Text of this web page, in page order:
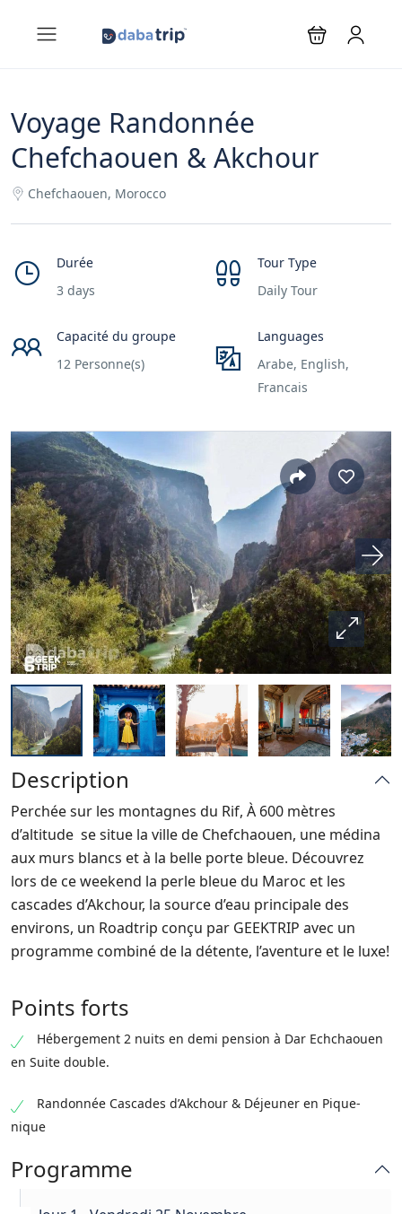
Voyage Randonnée
Chefchaouen & Akchour
Chefchaouen, Morocco
Durée
3 days
Tour Type
Daily Tour
Capacité du groupe
12 Personne(s)
Languages
Arabe, English,
Francais
Description
Perchée sur les montagnes du Rif, À 600 mètres
d’altitude se situe la ville de Chefchaouen, une médina
aux murs blancs et à la belle porte bleue. Découvrez
lors de ce weekend la perle bleue du Maroc et les
cascades d’Akchour, la source d’eau principale des
environs, un Roadtrip conçu par GEEKTRIP avec un
programme combiné de la détente, l’aventure et le luxe!
Points forts
Hébergement 2 nuits en demi pension à Dar Echchaouen
en Suite double.
Randonnée Cascades d’Akchour & Déjeuner en Pique-
nique
Programme